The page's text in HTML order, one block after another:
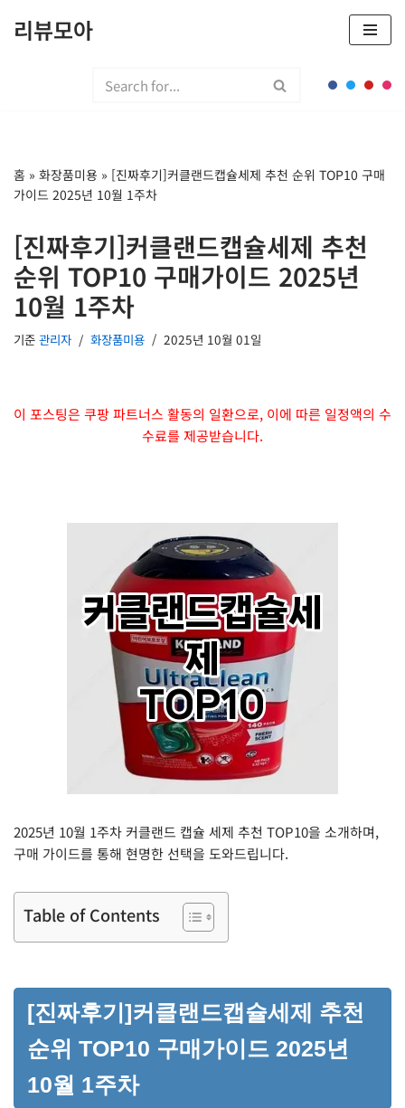
뛰
기
리뷰모아
홈 » 화장품미용 » [진짜후기]커클랜드캡슐세제 추천 순위 TOP10 구매
가이드 2025년 10월 1주차
[진짜후기]커클랜드캡슐세제 추천
순위 TOP10 구매가이드 2025년
10월 1주차
기준 관리자 화장품미용 2025년 10월 01일
이 포스팅은 쿠팡 파트너스 활동의 일환으로, 이에 따른 일정액의 수
수료를 제공받습니다.
2025년 10월 1주차 커클랜드 캡슐 세제 추천 TOP10을 소개하며,
구매 가이드를 통해 현명한 선택을 도와드립니다.
Table of Contents
[진짜후기]커클랜드캡슐세제 추천
순위 TOP10 구매가이드 2025년
10월 1주차